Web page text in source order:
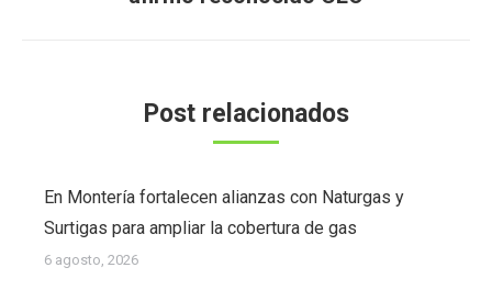
Post relacionados
En Montería fortalecen alianzas con Naturgas y
Surtigas para ampliar la cobertura de gas
6 agosto, 2026